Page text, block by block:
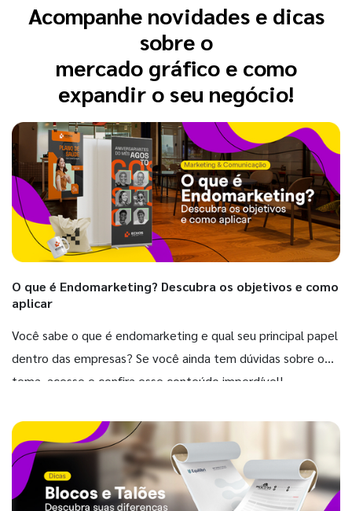
Acompanhe novidades e dicas
sobre o
mercado gráfico e como
expandir o seu negócio!
O que é Endomarketing? Descubra os objetivos e como
aplicar
Você sabe o que é endomarketing e qual seu principal papel
dentro das empresas? Se você ainda tem dúvidas sobre o
tema, acesse e confira esse conteúdo imperdível!